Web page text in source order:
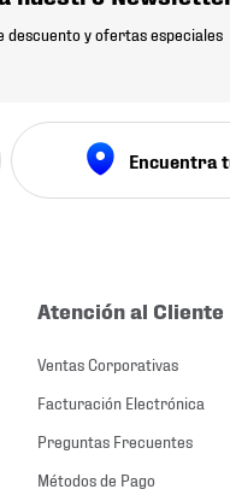
descuento y ofertas especiales
Encuentra
Atención al Cliente
Ventas Corporativas
Facturación Electrónica
Preguntas Frecuentes
Métodos de Pago